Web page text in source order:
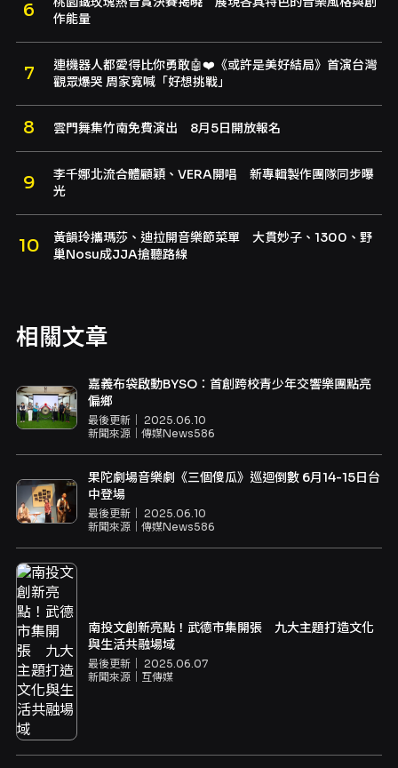
作能量
連機器人都愛得比你勇敢🤖❤️《或許是美好結局》首演台灣
觀眾爆哭 周家寬喊「好想挑戰」
雲門舞集竹南免費演出 8月5日開放報名
李千娜北流合體顧穎、VERA開唱 新專輯製作團隊同步曝
光
黃韻玲攜瑪莎、迪拉開音樂節菜單 大貫妙子、1300、野
巢Nosu成JJA搶聽路線
相關文章
嘉義布袋啟動BYSO：首創跨校青少年交響樂團點亮
偏鄉
最後更新｜ 2025.06.10
新聞來源｜ 傳媒News586
果陀劇場音樂劇《三個傻瓜》巡迴倒數 6月14-15日台
中登場
最後更新｜ 2025.06.10
新聞來源｜ 傳媒News586
南投文創新亮點！武德市集開張 九大主題打造文化
與生活共融場域
最後更新｜ 2025.06.07
新聞來源｜ 互傳媒